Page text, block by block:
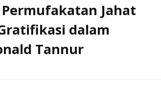
Jahat
dalam
Tannur